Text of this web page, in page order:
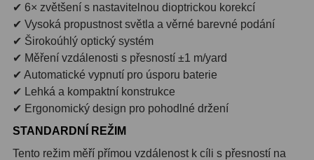
Barlow 5x8
Převracecí4
Hledáčky28
Optické hledáčky15
✔ 6× zvětšení s nastavitelnou dioptrickou korekcí
✔ Vysoká propustnost světla a věrné barevné podání
✔ Širokoúhlý optický systém
✔ Měření vzdálenosti s přesností ±1 m/yard
✔ Automatické vypnutí pro úsporu baterie
✔ Lehká a kompaktní konstrukce
✔ Ergonomický design pro pohodlné držení
STANDARDNÍ REŽIM
Tento režim měří přímou vzdálenost k cíli s přesností na